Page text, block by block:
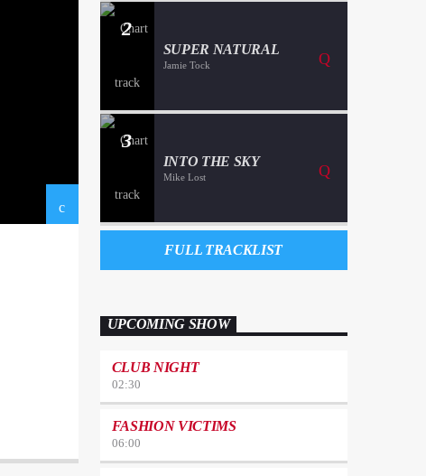
2
SUPER NATURAL
Jamie Tock
3
INTO THE SKY
Mike Lost
FULL TRACKLIST
UPCOMING SHOW
CLUB NIGHT
02:30
FASHION VICTIMS
06:00